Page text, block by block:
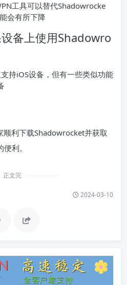
工具可以替代Shadowrocke
会有所下降
备上使用Shadowro
持iOS设备，但有一些类似功能
利下载Shadowrocket并获取
利。
正文完
2024-03-10